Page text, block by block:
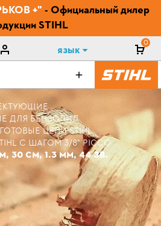
+" - Официальный дилер
STIHL
Язык
0
ДЛЯ БЕНЗОПИЛ
ГОТОВЫЕ ЦЕПИ STIHL
С ШАГОМ 3/8" PICCO
30 СМ, 1.3 ММ, 44 ЗВ.